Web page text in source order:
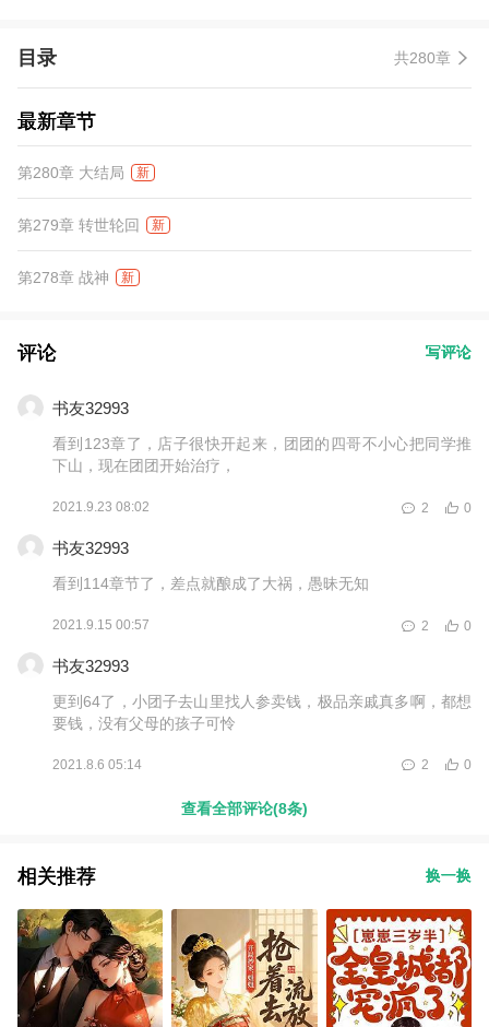
目录 共280章
最新章节
第280章 大结局 新
第279章 转世轮回 新
第278章 战神 新
评论 写评论
书友32993
看到123章了，店子很快开起来，团团的四哥不小心把同学推
下山，现在团团开始治疗，
2021.9.23 08:02 0
2
书友32993
看到114章节了，差点就酿成了大祸，愚昧无知
2021.9.15 00:57 0
2
书友32993
更到64了，小团子去山里找人参卖钱，极品亲戚真多啊，都想
要钱，没有父母的孩子可怜
2021.8.6 05:14 0
2
查看全部评论(8条)
相关推荐 换一换